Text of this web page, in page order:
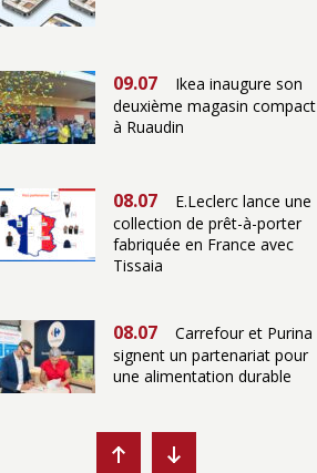
09.07
Ikea inaugure son
deuxième magasin compact
à Ruaudin
08.07
E.Leclerc lance une
collection de prêt-à-porter
fabriquée en France avec
Tissaia
08.07
Carrefour et Purina
signent un partenariat pour
une alimentation durable
07.07
Ikea propose des